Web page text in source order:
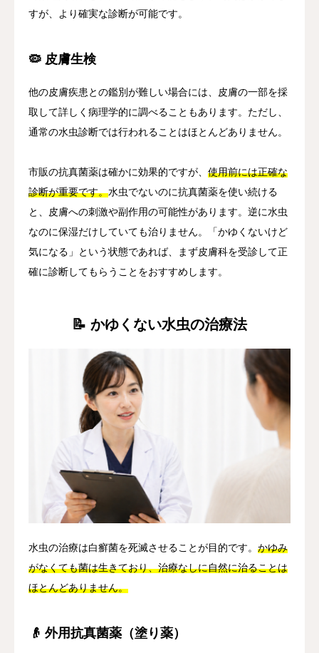
すが、より確実な診断が可能です。
🦠 皮膚生検
他の皮膚疾患との鑑別が難しい場合には、皮膚の一部を採
取して詳しく病理学的に調べることもあります。ただし、
通常の水虫診断では行われることはほとんどありません。
市販の抗真菌薬は確かに効果的ですが、 使用前には正確な
診断が重要です。水虫でないのに抗真菌薬を使い続ける
と、皮膚への刺激や副作用の可能性があります。逆に水虫
なのに保湿だけしていても治りません。「かゆくないけど
気になる」という状態であれば、まず皮膚科を受診して正
確に診断してもらうことをおすすめします。
📝 かゆくない水虫の治療法
水虫の治療は白癬菌を死滅させることが目的です。 かゆみ
がなくても菌は生きており、治療なしに自然に治ることは
ほとんどありません。
👴 外用抗真菌薬（塗り薬）